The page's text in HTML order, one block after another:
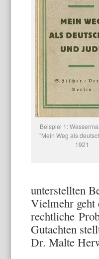
Beispiel 1:
"Mein Weg als
1921
unterstellten
Vielmehr geht
rechtliche
Gutachten
Dr. Malte